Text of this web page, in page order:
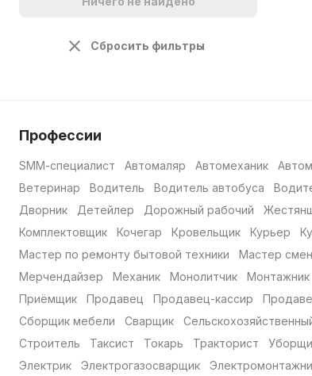
Сбросить фильтры
Профессии
SMM-специалист Автомаляр Автомеханик
Ветеринар
Водитель Водитель автобуса
Дворник
Детейлер Дорожный рабочий
Комплектовщик
Кочегар Кровельщик Курьер
Мастер по ремонту бытовой техники
Мастер
Мерчендайзер
Механик Монолитчик Монтажник
Приёмщик
Продавец Продавец-кассир
Сборщик мебели
Сварщик
Строитель
Таксист Токарь Тракторист
Электрик
Электрогазосварщик